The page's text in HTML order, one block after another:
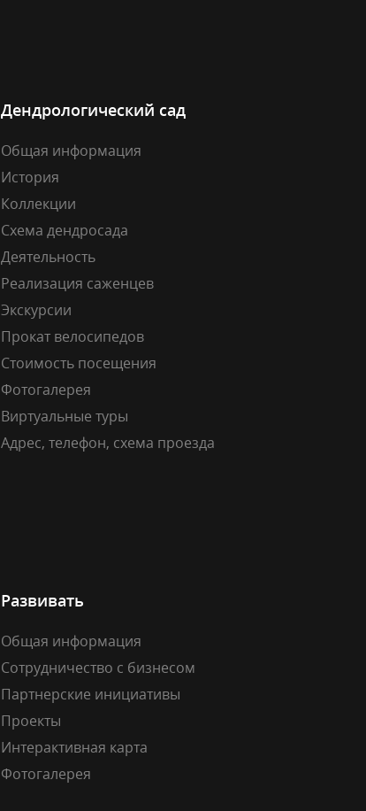
Дендрологический сад
Общая информация
История
Коллекции
Схема дендросада
Деятельность
Реализация саженцев
Экскурсии
Прокат велосипедов
Стоимость посещения
Фотогалерея
Виртуальные туры
Адрес, телефон, схема проезда
Развивать
Общая информация
Сотрудничество с бизнесом
Партнерские инициативы
Проекты
Интерактивная карта
Фотогалерея